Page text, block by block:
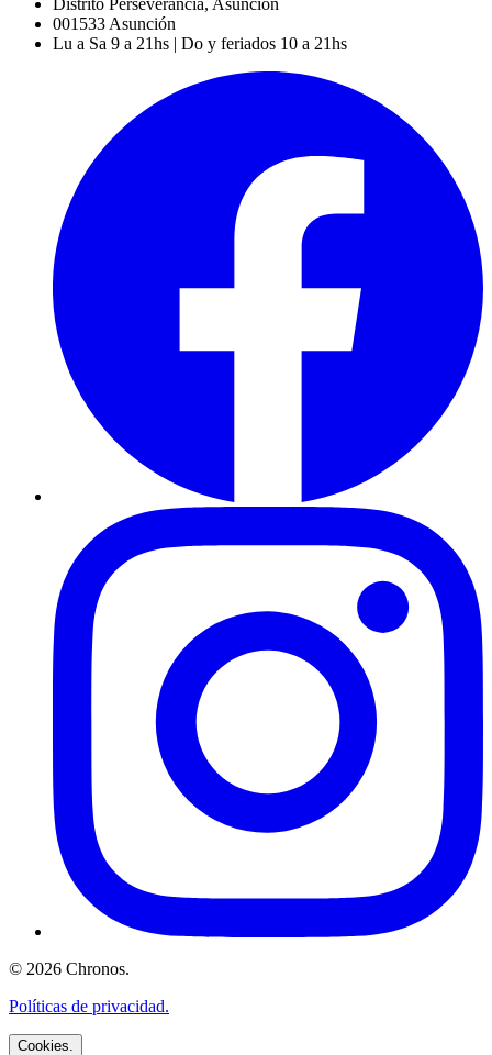
001533 Asunción
Lu a Sa 9 a 21hs | Do y feriados 10 a 21hs
© 2026 Chronos.
Políticas de privacidad.
Cookies.